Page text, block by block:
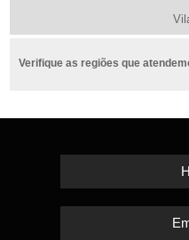
Verifique as regiões que